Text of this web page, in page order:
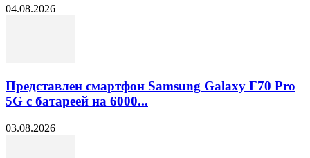
04.08.2026
Представлен смартфон Samsung Galaxy F70 Pro
5G с батареей на 6000...
03.08.2026